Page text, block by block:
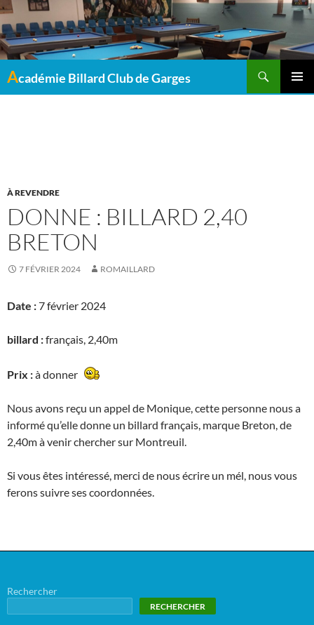
Académie Billard Club de Garges
À REVENDRE
DONNE : BILLARD 2,40
BRETON
7 FÉVRIER 2024 ROMAILLARD
Date :7 février 2024
billard :français, 2,40m
Prix :à donner
Nous avons reçu un appel de Monique, cette personne nous a
informé qu’elle donne un billard français, marque Breton, de
2,40m à venir chercher sur Montreuil.
Si vous êtes intéressé, merci de nous écrire un mél, nous vous
ferons suivre ses coordonnées.
Rechercher
RECHERCHER